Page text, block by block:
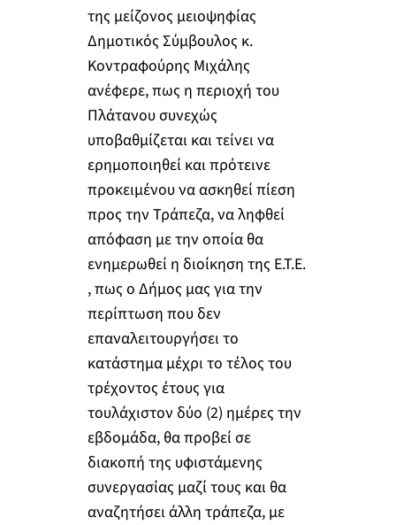
της μείζονος μειοψηφίας
Δημοτικός Σύμβουλος κ.
Κοντραφούρης Μιχάλης
ανέφερε, πως η περιοχή του
Πλάτανου συνεχώς
υποβαθμίζεται και τείνει να
ερημοποιηθεί και πρότεινε
προκειμένου να ασκηθεί πίεση
προς την Τράπεζα, να ληφθεί
απόφαση με την οποία θα
ενημερωθεί η διοίκηση της Ε.Τ.Ε.
, πως ο Δήμος μας για την
περίπτωση που δεν
επαναλειτουργήσει το
κατάστημα μέχρι το τέλος του
τρέχοντος έτους για
τουλάχιστον δύο (2) ημέρες την
εβδομάδα, θα προβεί σε
διακοπή της υφιστάμενης
συνεργασίας μαζί τους και θα
αναζητήσει άλλη τράπεζα, με